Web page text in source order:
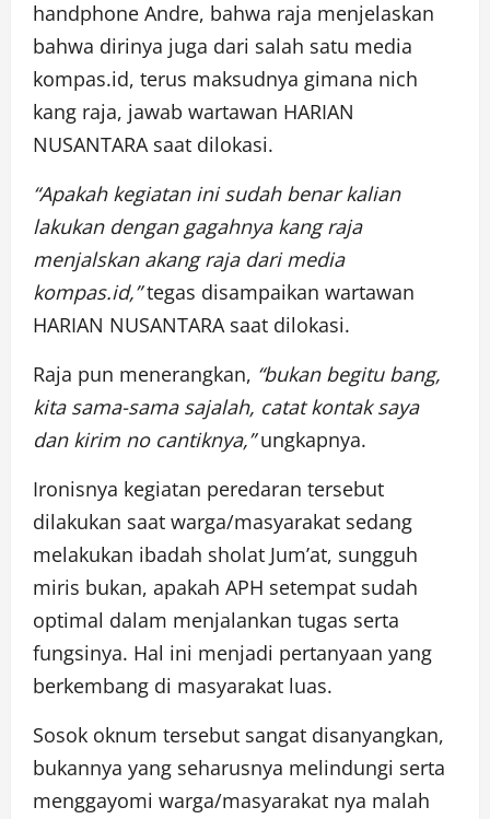
handphone Andre, bahwa raja menjelaskan
bahwa dirinya juga dari salah satu media
kompas.id, terus maksudnya gimana nich
kang raja, jawab wartawan HARIAN
NUSANTARA saat dilokasi.
“Apakah kegiatan ini sudah benar kalian
lakukan dengan gagahnya kang raja
menjalskan akang raja dari media
kompas.id,”tegas disampaikan wartawan
HARIAN NUSANTARA saat dilokasi.
Raja pun menerangkan, “bukan begitu bang,
kita sama-sama sajalah, catat kontak saya
dan kirim no cantiknya,”ungkapnya.
Ironisnya kegiatan peredaran tersebut
dilakukan saat warga/masyarakat sedang
melakukan ibadah sholat Jum’at, sungguh
miris bukan, apakah APH setempat sudah
optimal dalam menjalankan tugas serta
fungsinya. Hal ini menjadi pertanyaan yang
berkembang di masyarakat luas.
Sosok oknum tersebut sangat disanyangkan,
bukannya yang seharusnya melindungi serta
menggayomi warga/masyarakat nya malah